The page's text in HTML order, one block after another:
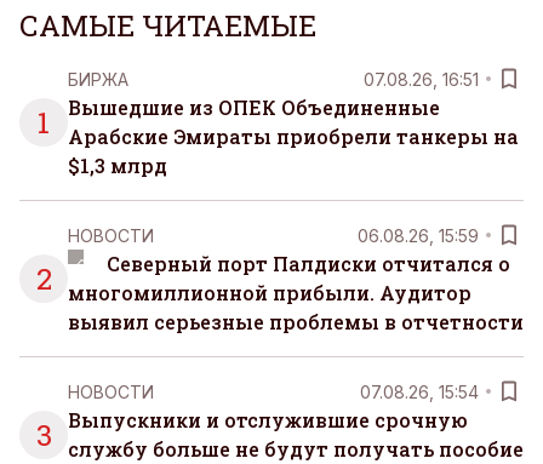
чаще люди ищут возможность просто быть здесь
и сейчас — без необходимости все
организовывать, планировать и за все отвечать
самостоятельно.
САМЫЕ ЧИТАЕМЫЕ
1
БИРЖА 07.08.26, 16:51
Вышедшие из ОПЕК Объединенные
Арабские Эмираты приобрели танкеры на
$1,3 млрд
2
НОВОСТИ 06.08.26, 15:59
Северный порт Палдиски отчитался о
многомиллионной прибыли. Аудитор
выявил серьезные проблемы в отчетности
3
НОВОСТИ 07.08.26, 15:54
Выпускники и отслужившие срочную
службу больше не будут получать пособие